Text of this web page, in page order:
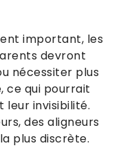
important, les
devront
nécessiter plus
ce qui pourrait
invisibilité.
des aligneurs
plus discrète.